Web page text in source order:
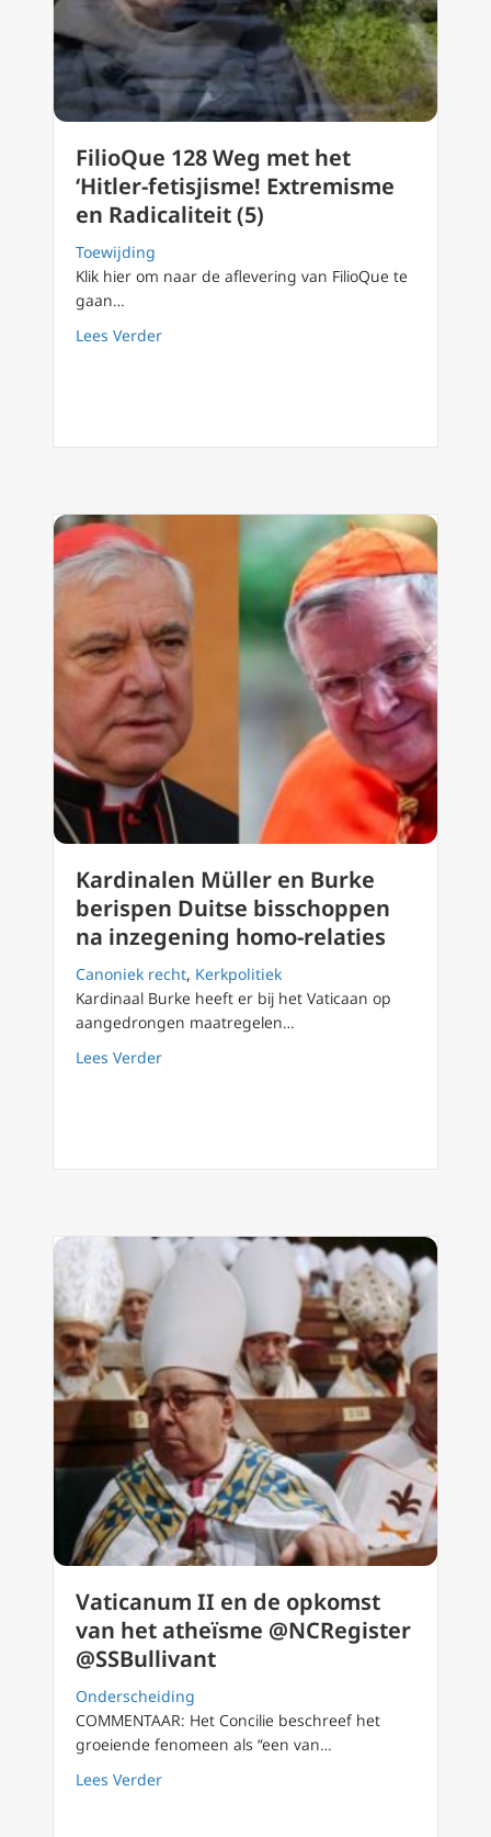
FilioQue 128 Weg met het
‘Hitler-fetisjisme! Extremisme
en Radicaliteit (5)
Toewijding
Klik hier om naar de aflevering van FilioQue te
gaan…
Lees Verderabout FilioQue 128 Weg met het ‘Hitler-
Kardinalen Müller en Burke
berispen Duitse bisschoppen
na inzegening homo-relaties
Canoniek recht, Kerkpolitiek
Kardinaal Burke heeft er bij het Vaticaan op
aangedrongen maatregelen…
Lees Verderabout Kardinalen Müller en Burke
Vaticanum II en de opkomst
van het atheïsme @NCRegister
@SSBullivant
Onderscheiding
COMMENTAAR: Het Concilie beschreef het
groeiende fenomeen als “een van…
Lees Verderabout Vaticanum II en de opkomst van het